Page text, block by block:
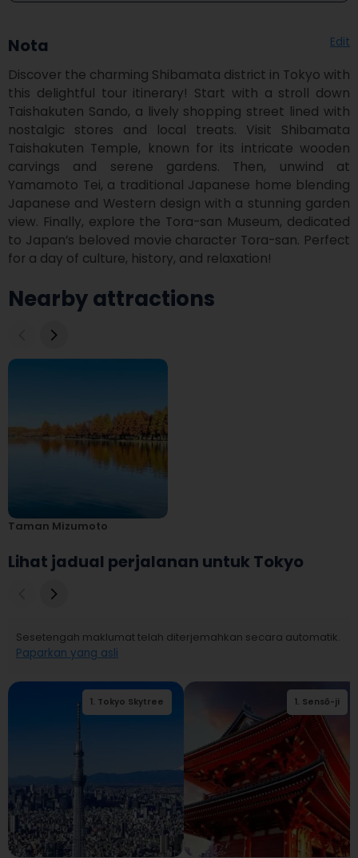
Nota Edit
Discover the charming Shibamata district in Tokyo with
this delightful tour itinerary! Start with a stroll down
Taishakuten Sando, a lively shopping street lined with
nostalgic stores and local treats. Visit Shibamata
Taishakuten Temple, known for its intricate wooden
carvings and serene gardens. Then, unwind at
Yamamoto Tei, a traditional Japanese home blending
Japanese and Western design with a stunning garden
view. Finally, explore the Tora-san Museum, dedicated
to Japan’s beloved movie character Tora-san. Perfect
for a day of culture, history, and relaxation!
Nearby attractions
Taman Mizumoto
Lihat jadual perjalanan untuk Tokyo
Sesetengah maklumat telah diterjemahkan secara automatik.
Paparkan yang asli
1. Tokyo Skytree 2. Sensō-ji
1. Sensō-ji